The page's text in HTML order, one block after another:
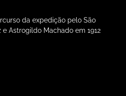
da expedição pelo São
Astrogildo Machado em 1912